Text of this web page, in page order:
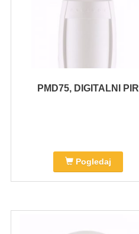
PMD75, DIGITALNI PIR
Pogledaj